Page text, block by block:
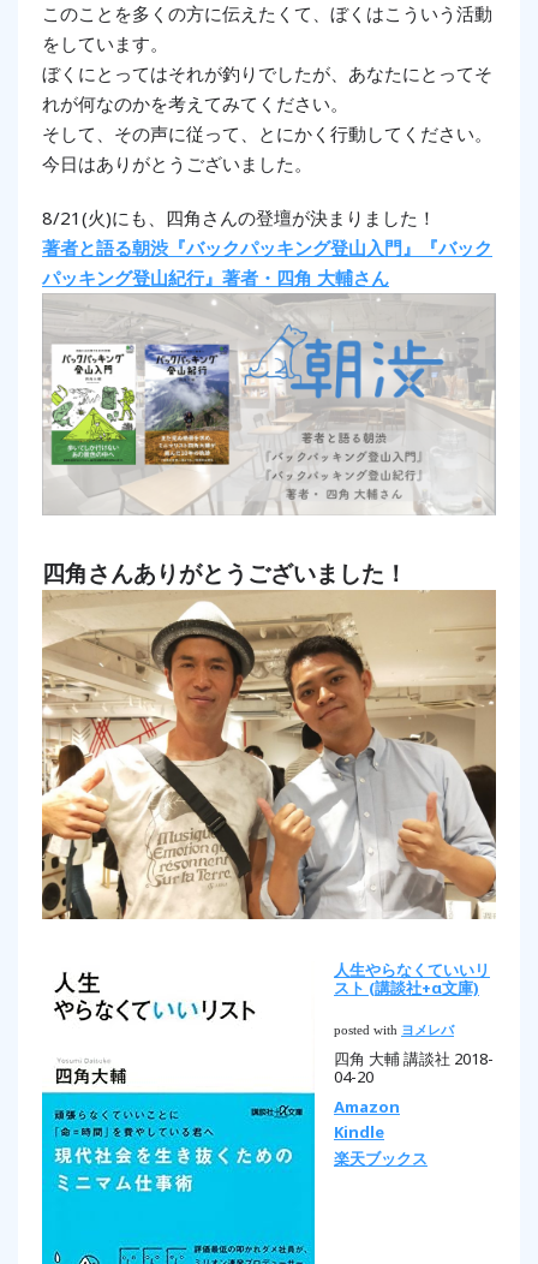
このことを多くの方に伝えたくて、ぼくはこういう活動
をしています。
ぼくにとってはそれが釣りでしたが、あなたにとってそ
れが何なのかを考えてみてください。
そして、その声に従って、とにかく行動してください。
今日はありがとうございました。
8/21(火)にも、四角さんの登壇が決まりました！
著者と語る朝渋『バックパッキング登山入門』『バック
パッキング登山紀行』著者・四角 大輔さん
四角さんありがとうございました！
人生やらなくていいリ
スト (講談社+α文庫)
posted with ヨメレバ
四角 大輔 講談社 2018-
04-20
Amazon
Kindle
楽天ブックス